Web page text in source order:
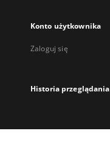
Konto użytkownika
Zaloguj się
Historia przeglądania